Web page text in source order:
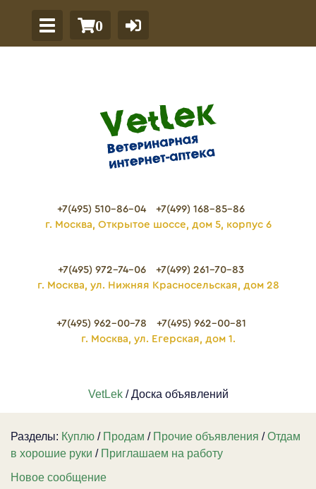
0
+7(495) 510-86-04
+7(499) 168-85-86
г. Москва, Открытое шоссе, дом 5, корпус 6
+7(495) 972-74-06
+7(499) 261-70-83
г. Москва, ул. Нижняя Красносельская, дом 28
+7(495) 962-00-78
+7(495) 962-00-81
г. Москва, ул. Егерская, дом 1.
VetLek/ Доска объявлений
Разделы: Куплю / Продам / Прочие объявления /Отдам
в хорошие руки / Приглашаем на работу
Новое сообщение